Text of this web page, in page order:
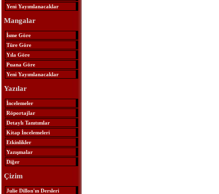
Yeni Yayımlanacaklar
Mangalar
İsme Göre
Türe Göre
Yıla Göre
Puana Göre
Yeni Yayımlanacaklar
Yazılar
İncelemeler
Röportajlar
Detaylı Tanıtımlar
Kitap İncelemeleri
Etkinlikler
Yazışmalar
Diğer
Çizim
Julie Dillon'ın Dersleri